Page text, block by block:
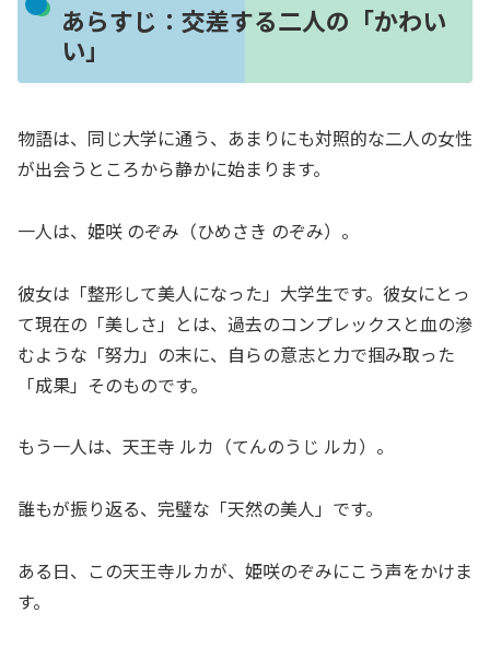
あらすじ：交差する二人の「かわい
い」
物語は、同じ大学に通う、あまりにも対照的な二人の女性
が出会うところから静かに始まります。
一人は、姫咲 のぞみ（ひめさき のぞみ）。
彼女は「整形して美人になった」大学生です。彼女にとっ
て現在の「美しさ」とは、過去のコンプレックスと血の滲
むような「努力」の末に、自らの意志と力で掴み取った
「成果」そのものです。
もう一人は、天王寺 ルカ（てんのうじ ルカ）。
誰もが振り返る、完璧な「天然の美人」です。
ある日、この天王寺ルカが、姫咲のぞみにこう声をかけま
す。